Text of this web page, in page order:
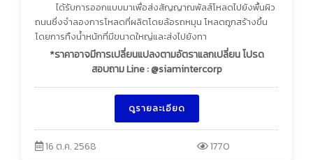
ได้รับการออกแบบมาเพื่อส่งสัญญาณพัลส์โหลดไปยังพื้นผิว
ถนนซึ่งจำลองการโหลดที่ผลิตโดยล้อรถหมุน โหลดถูกสร้างขึ้น
โดยการทิ้งน้ำหนักที่มีขนาดใหญ่และส่งไปยังทา
*ราคาอาจมีการเปลี่ยนแปลงตามอัตราแลกเปลี่ยน โปรด
สอบถาม Line : @siamintercorp
ดูรายละเอียด
16 ต.ค. 2568 1770